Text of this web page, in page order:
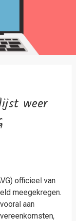
weer
officieel van
meegekregen.
aan